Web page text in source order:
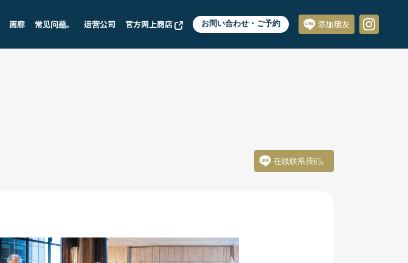
画廊 常见问题。 运营公司 官方网上商店 お問い合わせ・ご予約 添加朋友
在线联系我们。